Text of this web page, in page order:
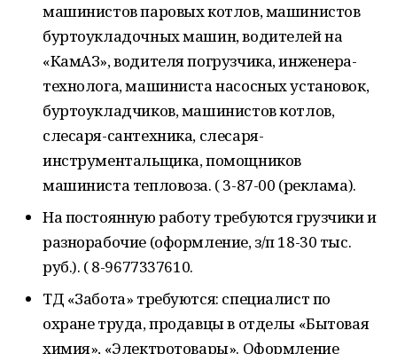
машинистов паровых котлов, машинистов
буртоукладочных машин, водителей на
«КамАЗ», водителя погрузчика, инженера-
технолога, машиниста насосных установок,
буртоукладчиков, машинистов котлов,
слесаря-сантехника, слесаря-
инструментальщика, помощников
машиниста тепловоза. ( 3-87-00 (реклама).
На постоянную работу требуются грузчики и
разнорабочие (оформление, з/п 18-30 тыс.
руб.). ( 8-9677337610.
ТД «Забота» требуются: специалист по
охране труда, продавцы в отделы «Бытовая
химия», «Электротовары». Оформление